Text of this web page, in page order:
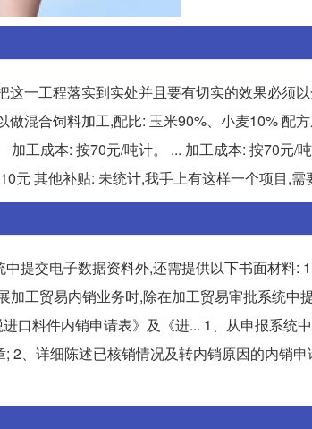
一工程落实到实处并且要有切实的效果必须
混合饲料加工,配比: 玉米90%、小麦10% 配
工成本: 按70元/吨计。 ... 加工成本: 按70元/
元 其他补贴: 未统计,我手上有这样一个项目,需
提交电子数据资料外,还需提供以下书面材料:
工贸易内销业务时,除在加工贸易审批系统中
口料件内销申请表》及《进... 1、从申报系统
2、详细陈述已核销情况及转内销原因的内销